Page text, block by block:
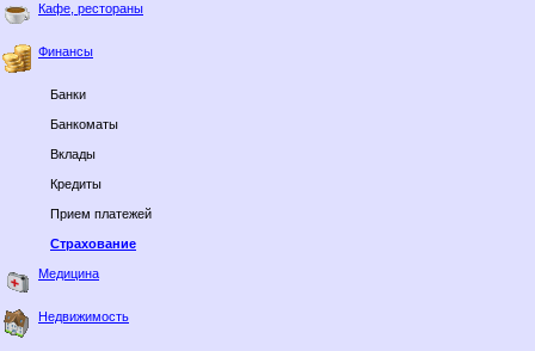
Кафе, рестораны
Финансы
Банки
Банкоматы
Вклады
Кредиты
Прием платежей
Страхование
Медицина
Недвижимость